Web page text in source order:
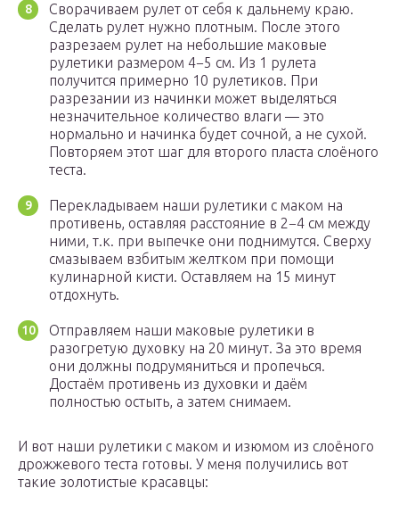
Сворачиваем рулет от себя к дальнему краю.
Сделать рулет нужно плотным. После этого
разрезаем рулет на небольшие маковые
рулетики размером 4−5 см. Из 1 рулета
получится примерно 10 рулетиков. При
разрезании из начинки может выделяться
незначительное количество влаги — это
нормально и начинка будет сочной, а не сухой.
Повторяем этот шаг для второго пласта слоёного
теста.
Перекладываем наши рулетики с маком на
противень, оставляя расстояние в 2−4 см между
ними, т.к. при выпечке они поднимутся. Сверху
смазываем взбитым желтком при помощи
кулинарной кисти. Оставляем на 15 минут
отдохнуть.
Отправляем наши маковые рулетики в
разогретую духовку на 20 минут. За это время
они должны подрумяниться и пропечься.
Достаём противень из духовки и даём
полностью остыть, а затем снимаем.
И вот наши рулетики с маком и изюмом из слоёного
дрожжевого теста готовы. У меня получились вот
такие золотистые красавцы: